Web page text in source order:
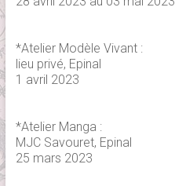
*Atelier Modèle Vivant :
lieu privé, Epinal
1 avril 2023
*Atelier Manga :
MJC Savouret, Epinal
25 mars 2023